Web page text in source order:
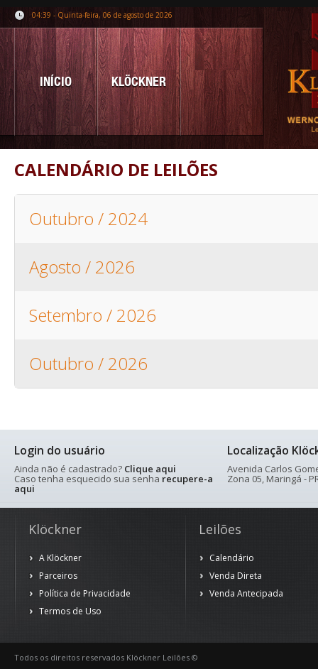
04:39 - Quinta-feira, 06 de agosto de 2026
INÍCIO KLÖCKNER
CALENDÁRIO DE LEILÕES
Outubro / 2024
Agosto / 2026
Setembro / 2026
Outubro / 2026
Login do usuário
Ainda não é cadastrado? Clique aqui
Caso tenha esquecido sua senha recupere-a
aqui
Localização
Avenida Carlos
Zona 05, Maringá -
Klöckner
A Klöckner
Parceiros
Política de Privacidade
Termos de Uso
Leilões
Calendário
Venda Direta
Venda Antecipada
Todos os direitos reservados Klöckner Leilões ©